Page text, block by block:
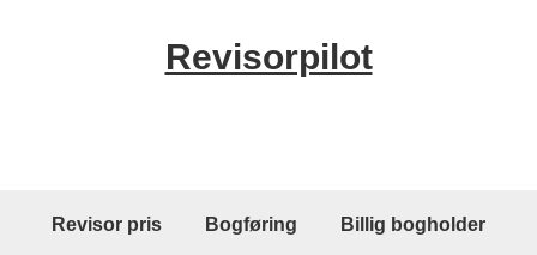
Revisorpilot
MainRevisor pris Bogføring Billig bogholder